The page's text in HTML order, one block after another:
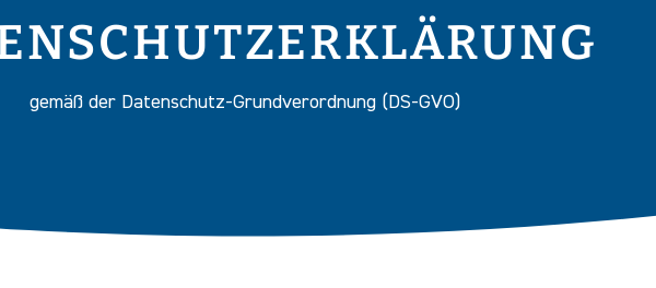
gemäß der Datenschutz-Grundverordnung (DS-GVO)